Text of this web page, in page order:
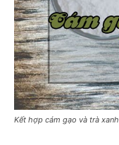
Kết hợp cám gạo và trà xanh